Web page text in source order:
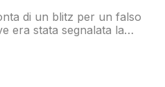
di un blitz per un falso
era stata segnalata la
13 novembre a Parigi: la
palazzina di via Palladio: